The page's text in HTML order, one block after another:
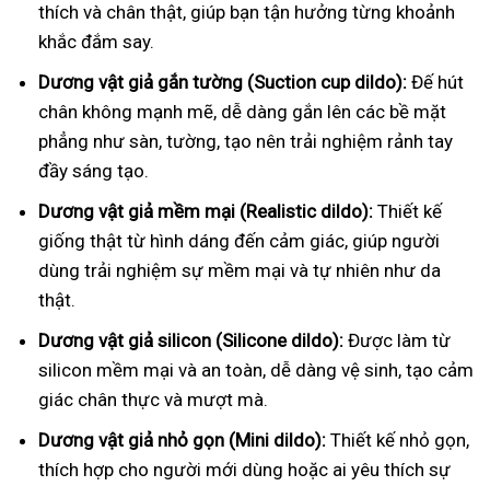
thích và chân thật, giúp bạn tận hưởng từng khoảnh
khắc đắm say.
Dương vật giả gắn tường (Suction cup dildo): Đế hút
chân không mạnh mẽ, dễ dàng gắn lên các bề mặt
phẳng như sàn, tường, tạo nên trải nghiệm rảnh tay
đầy sáng tạo.
Dương vật giả mềm mại (Realistic dildo): Thiết kế
giống thật từ hình dáng đến cảm giác, giúp người
dùng trải nghiệm sự mềm mại và tự nhiên như da
thật.
Dương vật giả silicon (Silicone dildo): Được làm từ
silicon mềm mại và an toàn, dễ dàng vệ sinh, tạo cảm
giác chân thực và mượt mà.
Dương vật giả nhỏ gọn (Mini dildo): Thiết kế nhỏ gọn,
thích hợp cho người mới dùng hoặc ai yêu thích sự